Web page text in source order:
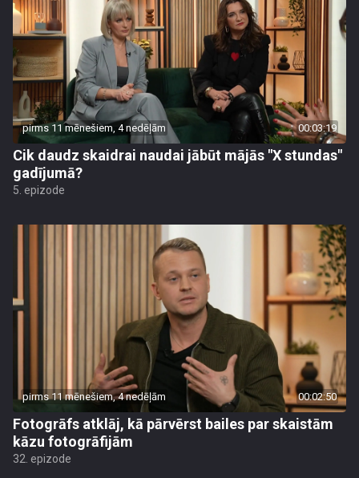
pirms 11 mēnešiem, 4 nedēļām 00:03:19
Cik daudz skaidrai naudai jābūt mājās "X stundas"
gadījumā?
5. epizode
pirms 11 mēnešiem, 4 nedēļām 00:02:50
Fotogrāfs atklāj, kā pārvērst bailes par skaistām
kāzu fotogrāfijām
32. epizode